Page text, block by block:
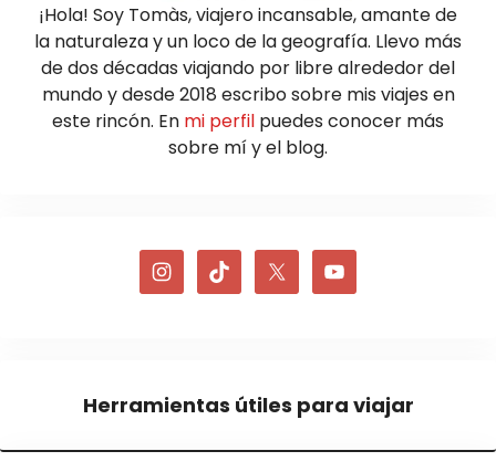
¡Hola! Soy Tomàs, viajero incansable, amante de
la naturaleza y un loco de la geografía. Llevo más
de dos décadas viajando por libre alrededor del
mundo y desde 2018 escribo sobre mis viajes en
este rincón. En mi perfil puedes conocer más
sobre mí y el blog.
Herramientas útiles para viajar